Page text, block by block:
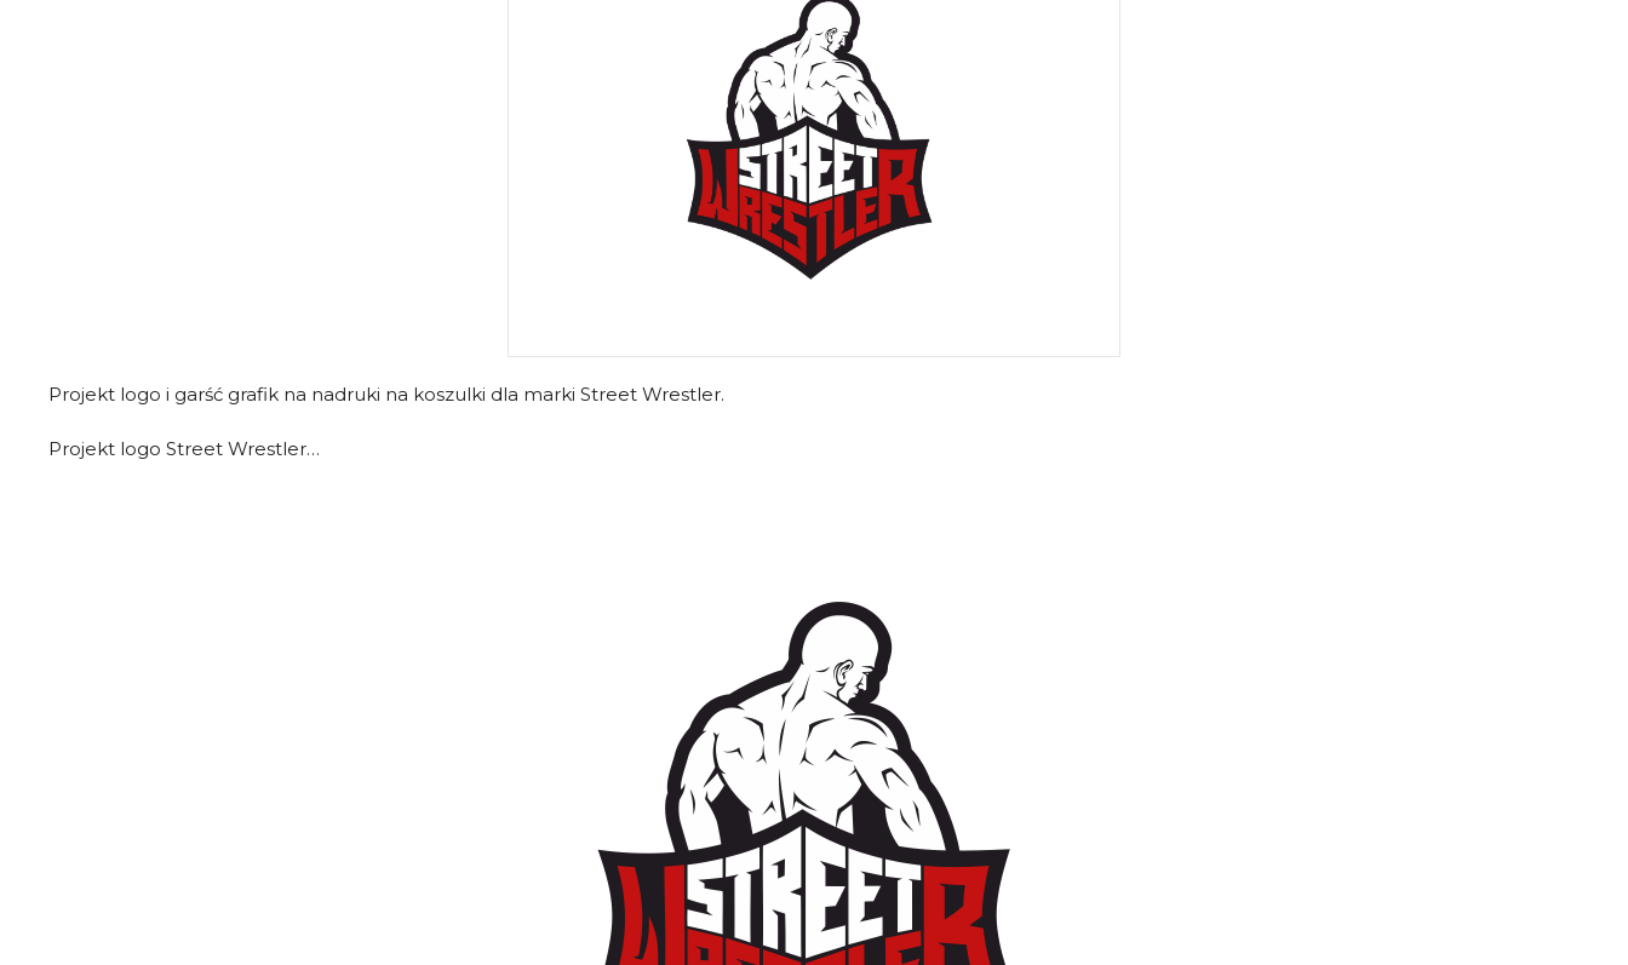
Projekt logo i garść grafik na nadruki na koszulki dla marki Street Wrestler.
Projekt logo Street Wrestler…